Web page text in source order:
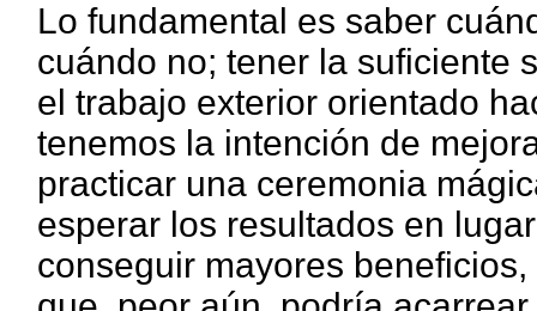
Lo fundamental es saber
cuándo no; tener la suficiente
el trabajo exterior orientado
tenemos la intención de
practicar una ceremonia
esperar los resultados en
conseguir mayores